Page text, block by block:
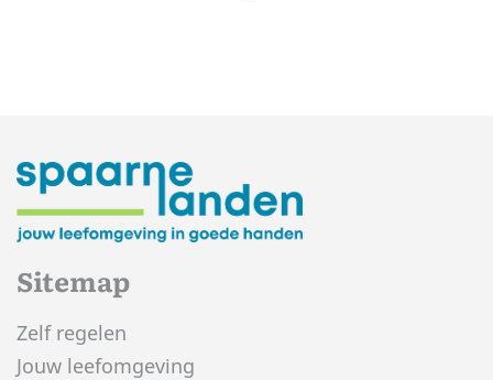
Sitemap
Zelf regelen
Jouw leefomgeving